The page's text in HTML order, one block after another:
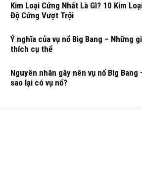
Kim Loại Cứng Nhất Là Gì? 10 Kim
Độ Cứng Vượt Trội
Ý nghĩa của vụ nổ Big Bang – Những
thích cụ thể
Nguyên nhân gây nên vụ nổ Big Bang
sao lại có vụ nổ?